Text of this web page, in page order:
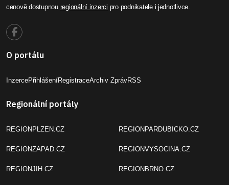
cenově dostupnou regionální inzerci pro podnikatele i jednotlivce.
O portálu
InzercePřihlášeníRegistraceArchiv ZprávRSS
Regionální portály
REGIONPLZEN.CZ
REGIONZAPAD.CZ
REGIONJIH.CZ
REGIONPARDUBICKO.CZ
REGIONVYSOCINA.CZ
REGIONBRNO.CZ